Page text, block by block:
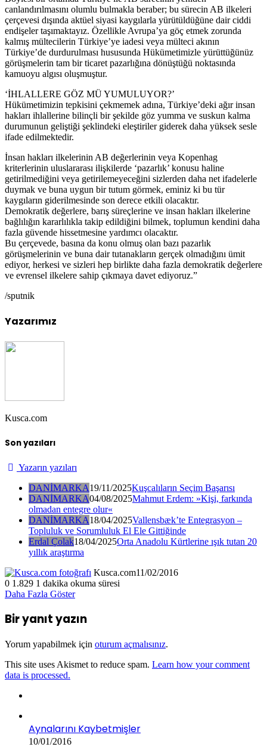
canlandırılmasını olumlu bulmakla beraber; bu sürecin AB ilkeleri
çerçevesi dışında aktüel siyasi kaygılarla yürütüldüğüne dair ciddi
endişeler taşımaktayız. Özellikle Avrupa’ya göç etmek zorunda
kalmış mültecilerin Türkiye’ye iadesi veya mülteci akının
Türkiye’de durdurulması hususunda Hükümetimizle yürüttüğünüz
görüşmelerin tam bir ticaret pazarlığına dönüştüğü noktasında
kamuoyu algısı oluşmuştur.
‘İHLALLERE GÖZ MÜ YUMULUYOR?’
Hükümetimizin tepkisini çekmemek adına, Türkiye’deki ağır insan
hakları ihlallerine bilinçli bir şekilde göz yumma ve suskun kalma
durumunun geliştiği şeklindeki eleştiriler giderek daha yüksek sesle
ifade edilmektedir.
İnsan hakları ilkelerinin AB değerlerinin veya Kopenhag
kriterlerinin uluslararası ilişkilerde ‘pazarlık’ konusu haline
getirilmediğini veya getirilemeyeceğini sizlerden daha net ifadelerle
duymak ve buna uygun bir tutum görmek, eminiz ki bu tür
kaygıların giderilmesinde son derece etkili olacaktır.
Demokratik değerlere, barış süreçlerine ve insan hakları ilkelerine
bağlılığın kararlılıkla takip edildiğini bilmek, toplumun kendini daha
fazla güvende hissetmesine yardımcı olacaktır.
Bu çerçevede, basına da konu olmuş olan bazı pazarlık
görüşmelerinin ve buna dair tutanakların gerçek olmadığını ümit
ediyor, herkesi ve sizleri hep birlikte daha fazla demokratik değerlere
ve evrensel ilkelere sahip çıkmaya davet ediyoruz.”
/sputnik
Yazarımız
Kusca.com
Son yazıları
Yazarın yazıları
DANİMARKA19/11/2025Kuşcalıların Seçim Başarısı
DANİMARKA04/08/2025Mahmut Erdem: »Kişi, farkında
olmadan entegre olur«
DANİMARKA18/04/2025Vallensbæk’te Entegrasyon –
Topluluk ve Sorumluluk El Ele Gittiğinde
Erdal Çolak18/04/2025Orta Anadolu Kürtlerine ışık tutan 20
yıllık araştırma
Kusca.com11/02/2016
0 1.829 1 dakika okuma süresi
Daha Fazla Göster
Bir yanıt yazın
Yorum yapabilmek için oturum açmalısınız.
This site uses Akismet to reduce spam. Learn how your comment
data is processed.
Aynalarını Kaybetmişler
10/01/2016